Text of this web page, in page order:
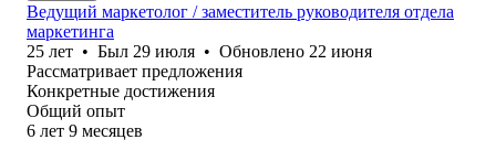
Ведущий маркетолог / заместитель руководителя отдела
маркетинга
25 лет • Был 29 июля • Обновлено 22 июня
Рассматривает предложения
Конкретные достижения
Общий опыт
6 лет 9 месяцев